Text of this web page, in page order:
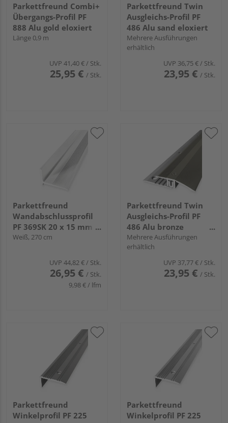
Parkettfreund Combi+
Übergangs-Profil PF
888 Alu gold eloxiert
Länge 0,9 m
UVP 41,40 €/ Stk.
25,95 € / Stk.
Parkettfreund Twin
Ausgleichs-Profil PF
486 Alu sand eloxiert
Mehrere Ausführungen
erhältlich
UVP 36,75 €/ Stk.
23,95 € / Stk.
Parkettfreund
Wandabschlussprofil
PF 369SK 20 x 15 mm
Alu pulverbeschichtet
Weiß, 270 cm
UVP 44,82 €/ Stk.
26,95 € / Stk.
9,98 € / lfm
Parkettfreund Twin
Ausgleichs-Profil PF
486 Alu bronze
eloxiert
Mehrere Ausführungen
erhältlich
UVP 37,77 €/ Stk.
23,95 € / Stk.
Parkettfreund
Winkelprofil PF 225
Parkettfreund
Winkelprofil PF 225